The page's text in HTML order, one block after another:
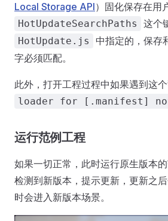
Local Storage API）固化保存在用
HotUpdateSearchPaths 这个
HotUpdate.js
中指定的，保存
字必须匹配。
此外，打开工程过程中如果遇到这
loader for [.manifest]
运行范例工程
如果一切正常，此时运行原生版本
检测到新版本，提示更新，更新之
时会进入新版本场景。